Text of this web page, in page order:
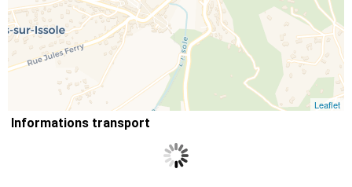
Leaflet
Informations transport